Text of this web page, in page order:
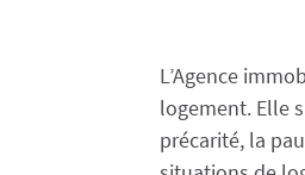
L’Agence
logement. Elle
précarité, la